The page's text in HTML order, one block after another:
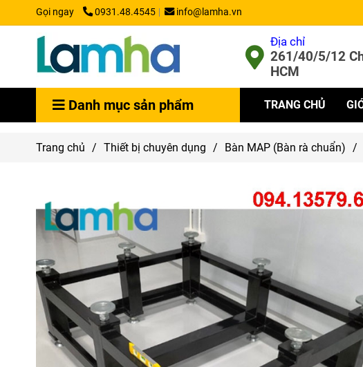
Gọi ngay 0931.48.4545 info@lamha.vn
Địa chỉ
261/40/5/12
HCM
Danh mục sản phẩm TRANG CHỦ
Trang chủ / Thiết bị chuyên dụng / Bàn MAP (Bàn rà chuẩn) /